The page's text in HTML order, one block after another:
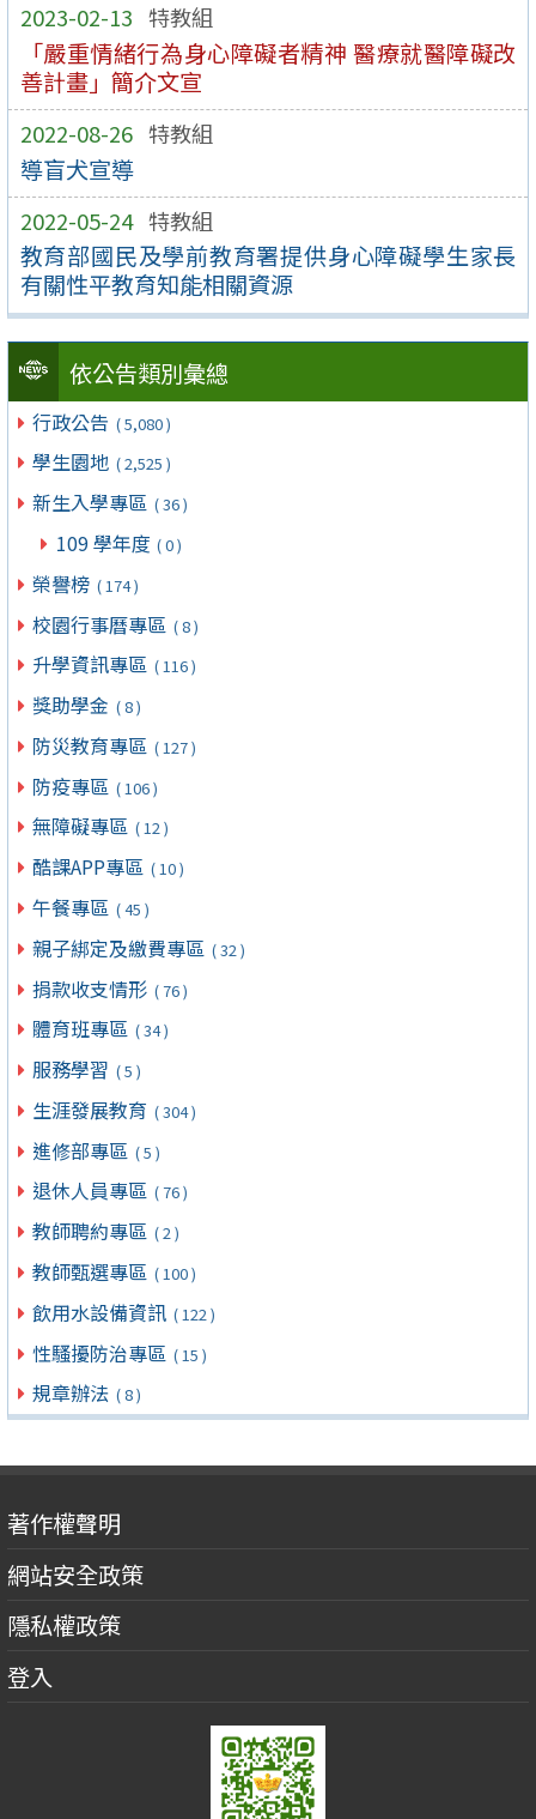
2023-02-13 特教組
「嚴重情緒行為身心障礙者精神 醫療就醫障礙改
善計畫」簡介文宣
2022-08-26 特教組
導盲犬宣導
2022-05-24 特教組
教育部國民及學前教育署提供身心障礙學生家長
有關性平教育知能相關資源
依公告類別彙總
行政公告 ( 5,080 )
學生園地 ( 2,525 )
新生入學專區 ( 36 )
109 學年度 ( 0 )
榮譽榜 ( 174 )
校園行事曆專區 ( 8 )
升學資訊專區 ( 116 )
獎助學金 ( 8 )
防災教育專區 ( 127 )
防疫專區 ( 106 )
無障礙專區 ( 12 )
酷課APP專區 ( 10 )
午餐專區 ( 45 )
親子綁定及繳費專區 ( 32 )
捐款收支情形 ( 76 )
體育班專區 ( 34 )
服務學習 ( 5 )
生涯發展教育 ( 304 )
進修部專區 ( 5 )
退休人員專區 ( 76 )
教師聘約專區 ( 2 )
教師甄選專區 ( 100 )
飲用水設備資訊 ( 122 )
性騷擾防治專區 ( 15 )
規章辦法 ( 8 )
著作權聲明
網站安全政策
隱私權政策
登入